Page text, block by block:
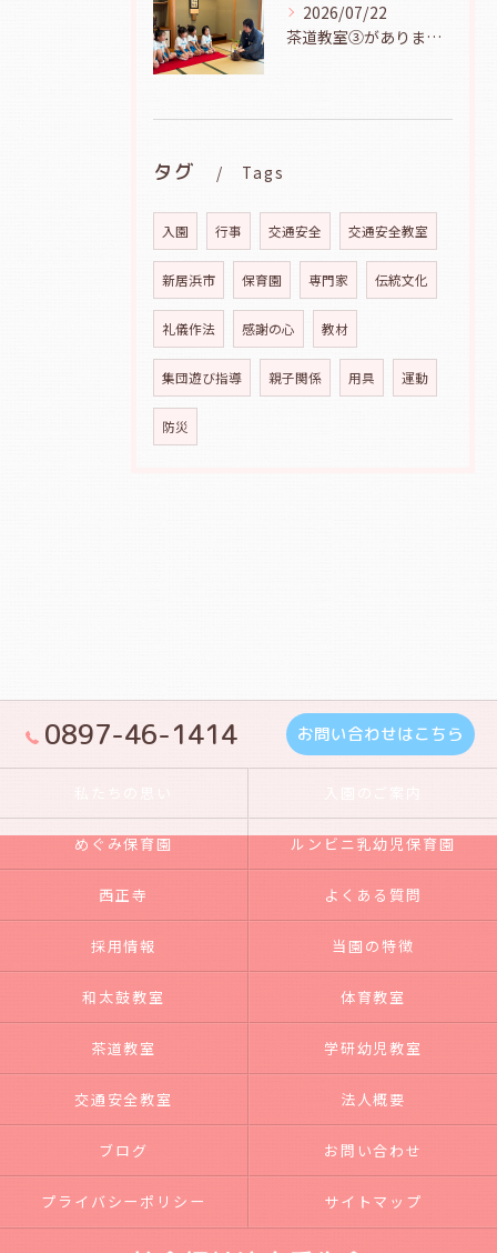
2026/07/22
茶道教室③がありました（年長児、７月２１日）
タグ Tags
入園 行事 交通安全 交通安全教室
新居浜市 保育園 専門家 伝統文化
礼儀作法 感謝の心 教材
集団遊び指導 親子関係 用具 運動
防災
0897-46-1414 お問い合わせはこちら
めぐみ保育園 ルンビニ乳幼児保育園
西正寺 よくある質問
採用情報 当園の特徴
和太鼓教室 体育教室
茶道教室 学研幼児教室
交通安全教室 法人概要
ブログ お問い合わせ
プライバシーポリシー サイトマップ